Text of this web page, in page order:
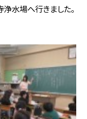
浄水場へ行きました。